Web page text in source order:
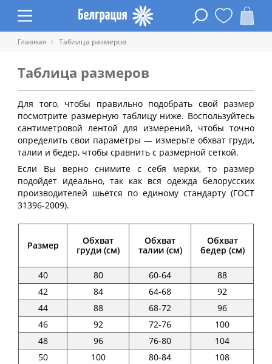
Главная Таблица размеров
Таблица размеров
Для того, чтобы правильно подобрать свой размер
посмотрите размерную таблицу ниже. Воспользуйтесь
сантиметровой лентой для измерений, чтобы точно
определить свои параметры — измерьте обхват груди,
талии и бедер, чтобы сравнить с размерной сеткой.
Если Вы верно снимите с себя мерки, то размер
подойдет идеально, так как вся одежда белорусских
производителей шьется по единому стандарту (ГОСТ
31396-2009).
Размер
Обхват
груди (см)
Обхват
талии (см)
Обхват
бедер (см)
40 80 60-64
88
42
84 64-68
92
44
88 68-72
96
46
92 72-76
100
48
96 76-80
104
50
100 80-84
108